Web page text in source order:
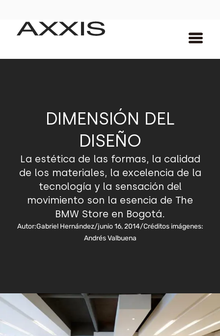
DIMENSIÓN DEL
DISEÑO
La estética de las formas, la calidad
de los materiales, la excelencia de la
tecnología y la sensación del
movimiento son la esencia de The
BMW Store en Bogotá.
Autor:Gabriel Hernández/junio 16, 2014/Créditos imágenes:
Andrés Valbuena